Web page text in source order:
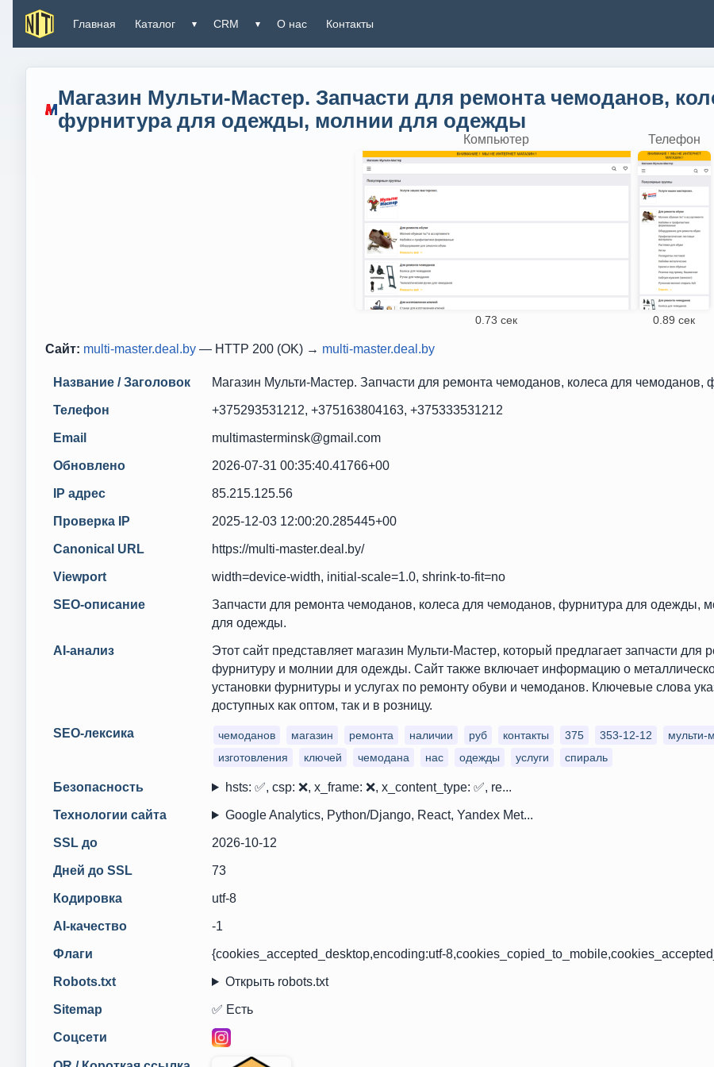
Главная Каталог ▾ CRM ▾ О нас Контакты
Магазин Мульти-Мастер. Запчасти для ремонта чемоданов,
фурнитура для одежды, молнии для одежды
Компьютер
0.73 сек
Телефон
0.89 сек
Сайт: multi-master.deal.by — HTTP 200 (OK) → multi-master.deal.by
Название / Заголовок Магазин Мульти-Мастер. Запчасти для ремонта чемоданов, колеса для
Телефон +375293531212, +375163804163, +375333531212
Email multimasterminsk@gmail.com
Обновлено 2026-07-31 00:35:40.41766+00
IP адрес 85.215.125.56
Проверка IP 2025-12-03 12:00:20.285445+00
Canonical URL https://multi-master.deal.by/
Viewport width=device-width, initial-scale=1.0, shrink-to-fit=no
SEO-описание
Запчасти для ремонта чемоданов, колеса для чемоданов, фурнитура для одежды,
для одежды.
AI-анализ
Этот сайт представляет магазин Мульти-Мастер, который предлагает запчасти
фурнитуру и молнии для одежды. Сайт также включает информацию о
установки фурнитуры и услугах по ремонту обуви и чемоданов. Ключевые слова
доступных как оптом, так и в розницу.
SEO-лексика чемоданов магазин ремонта наличии руб контакты 375 353-12-12 мульти-
изготовления
ключей чемодана нас одежды услуги спираль
Безопасность hsts: ✅, csp: ❌, x_frame: ❌, x_content_type: ✅, re...
Технологии сайта Google Analytics, Python/Django, React, Yandex Met...
SSL до 2026-10-12
Дней до SSL 73
Кодировка utf-8
AI-качество -1
Флаги {cookies_accepted_desktop,encoding:utf-
Robots.txt Открыть robots.txt
Sitemap ✅ Есть
Соцсети